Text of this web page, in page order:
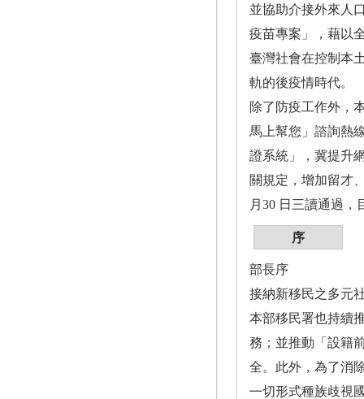
並協助介接外來人
疫苗專案」，藉以
臺灣社會在控制本
軌的後疫情時代。
除了防疫工作外，
馬上幫您」諮詢熱
證系統」，冀提升
關規定，增加留才
月30 日三讀通過
序
部⾧序
接納新移民之多元
本部移民署也持續
務；並推動「設籍
全。此外，為了消
㇐切形式種族歧視